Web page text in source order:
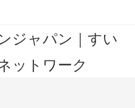
ジャパン｜すい
ットワーク